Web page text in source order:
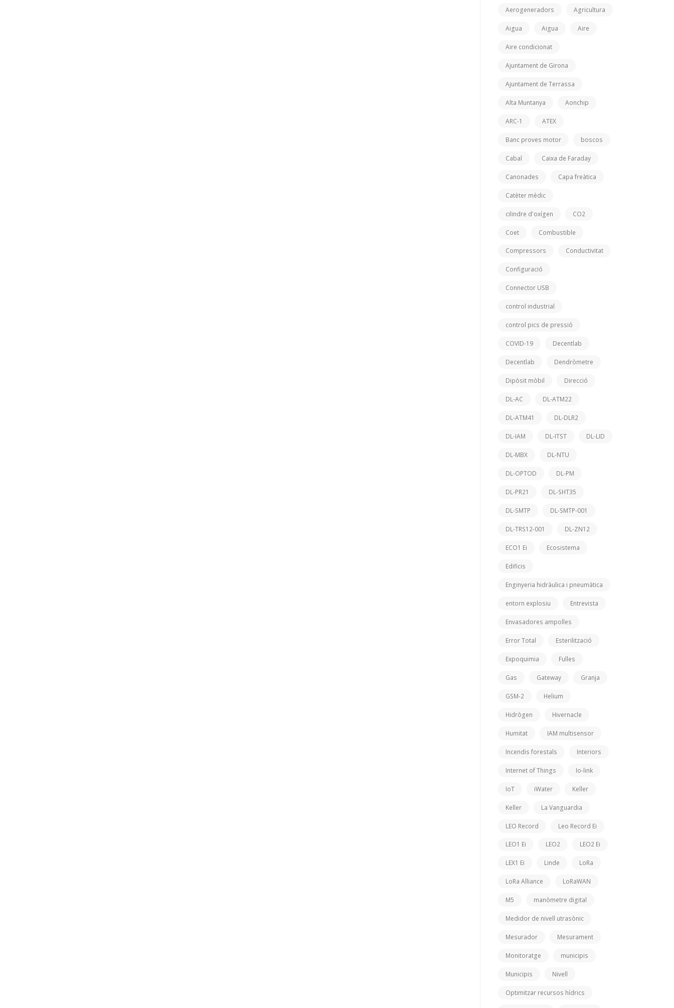
Aerogeneradors Agricultura
Aigua Aigua Aire
Aire condicionat
Ajuntament de Girona
Ajuntament de Terrassa
Alta Muntanya Aonchip
ARC-1 ATEX
Banc proves motor boscos
Cabal Caixa de Faraday
Canonades Capa freàtica
Catèter mèdic
cilindre d'oxígen CO2
Coet Combustible
Compressors Conductivitat
Configuració
Connector USB
control industrial
control pics de pressió
COVID-19 Decentlab
Decentlab Dendròmetre
Dipòsit mòbil Direcció
DL-AC DL-ATM22
DL-ATM41 DL-DLR2
DL-IAM DL-ITST DL-LID
DL-MBX DL-NTU
DL-OPTOD DL-PM
DL-PR21 DL-SHT35
DL-SMTP DL-SMTP-001
DL-TRS12-001 DL-ZN12
ECO1 Ei Ecosistema
Edificis
Enginyeria hidràulica i pneumàtica
entorn explosiu Entrevista
Envasadores ampolles
Error Total Esterilització
Expoquimia Fulles
Gas Gateway Granja
GSM-2 Helium
Hidrògen Hivernacle
Humitat IAM multisensor
Incendis forestals Interiors
Internet of Things Io-link
IoT iWater Keller
Keller La Vanguardia
LEO Record Leo Record Ei
LEO1 Ei LEO2 LEO2 Ei
LEX1 Ei Linde LoRa
LoRa Alliance LoRaWAN
M5 manòmetre digital
Medidor de nivell utrasònic
Mesurador Mesurament
Monitoratge municipis
Municipis Nivell
Optimitzar recursos hídrics